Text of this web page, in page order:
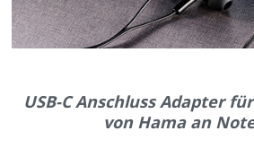
USB-C Anschluss Adapter
von Hama an